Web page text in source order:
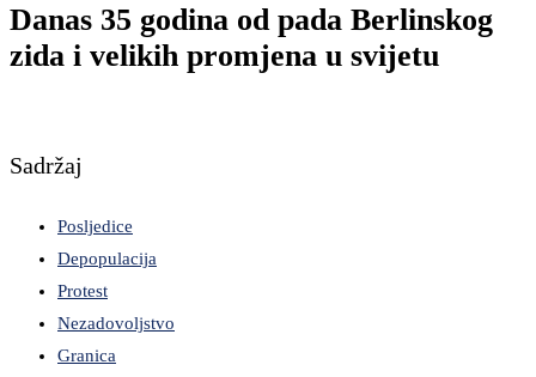
Danas 35 godina od pada Berlinskog
zida i velikih promjena u svijetu
Sadržaj
Posljedice
Depopulacija
Protest
Nezadovoljstvo
Granica